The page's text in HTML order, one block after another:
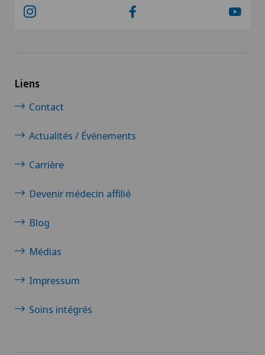
Liens
Contact
Actualités / Événements
Carrière
Devenir médecin affilié
Blog
Médias
Impressum
Soins intégrés